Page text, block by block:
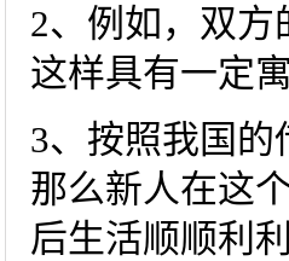
2、例如，双方
这样具有一定
3、按照我国
那么新人在这
后生活顺顺利